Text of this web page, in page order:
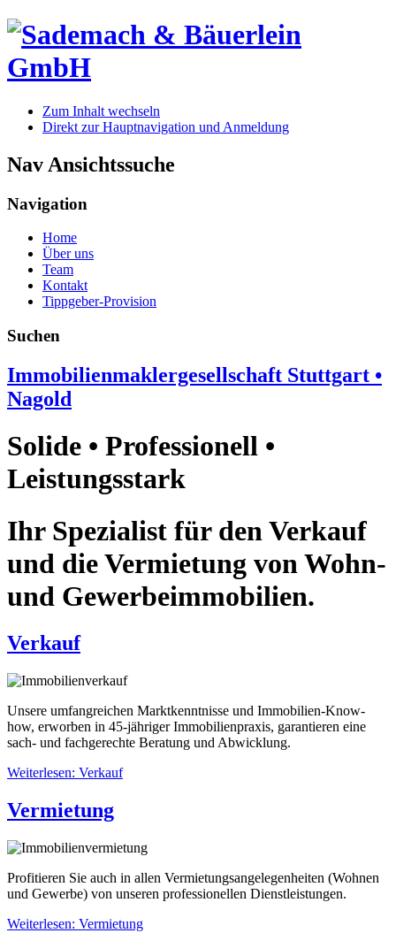
Zum Inhalt wechseln
Direkt zur Hauptnavigation und Anmeldung
Nav Ansichtssuche
Navigation
Home
Über uns
Team
Kontakt
Tippgeber-Provision
Suchen
Immobilienmaklergesellschaft Stuttgart •
Nagold
Solide • Professionell •
Leistungsstark
Ihr Spezialist für den Verkauf
und die Vermietung von Wohn-
und Gewerbeimmobilien.
Verkauf
Unsere umfangreichen Marktkenntnisse und Immobilien-Know-
how, erworben in 45-jähriger Immobilienpraxis, garantieren eine
sach- und fachgerechte Beratung und Abwicklung.
Weiterlesen: Verkauf
Vermietung
Profitieren Sie auch in allen Vermietungsangelegenheiten (Wohnen
und Gewerbe) von unseren professionellen Dienstleistungen.
Weiterlesen: Vermietung